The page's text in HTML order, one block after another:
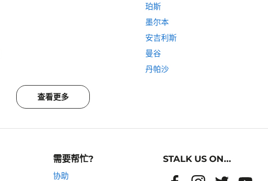
珀斯
墨尔本
安吉利斯
曼谷
丹帕沙
查看更多
需要帮忙?
协助
STALK US ON...